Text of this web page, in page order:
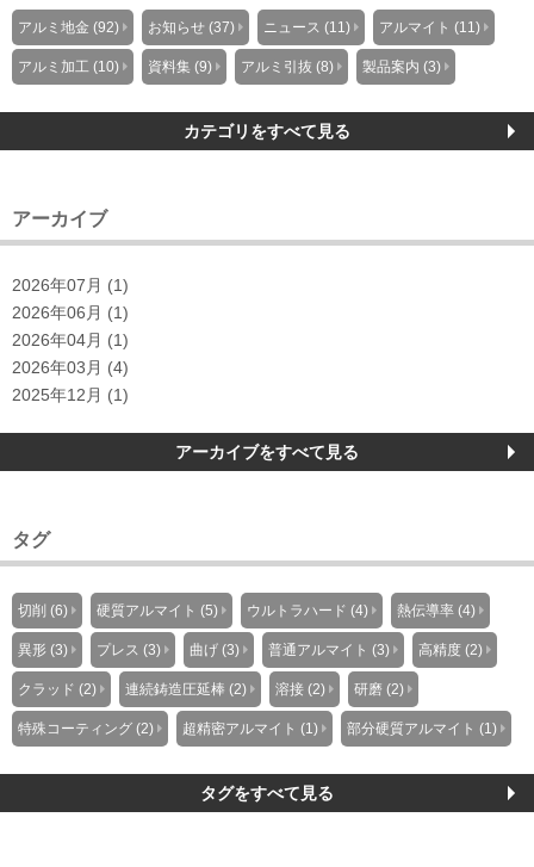
アルミ地金 (92) お知らせ (37) ニュース (11) アルマイト (11)
アルミ加工 (10) 資料集 (9) アルミ引抜 (8) 製品案内 (3)
カテゴリをすべて見る
アーカイブ
2026年07月 (1)
2026年06月 (1)
2026年04月 (1)
2026年03月 (4)
2025年12月 (1)
アーカイブをすべて見る
タグ
切削 (6) 硬質アルマイト (5) ウルトラハード (4) 熱伝導率 (4)
異形 (3) プレス (3) 曲げ (3) 普通アルマイト (3) 高精度 (2)
クラッド (2) 連続鋳造圧延棒 (2) 溶接 (2) 研磨 (2)
特殊コーティング (2) 超精密アルマイト (1) 部分硬質アルマイト (1)
タグをすべて見る